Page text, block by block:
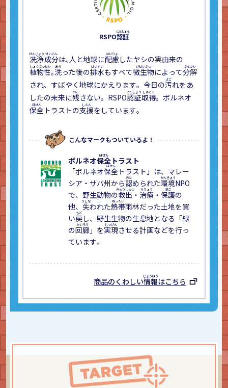
い青
ら
RSPO認証
洗浄成分は､人と地球に配慮 したヤシの実由来の
植物性｡洗った後の排水もすべて微生物によって分解
され、すばやく地球にかえります。今日の汚れをあ
したの未来に残さない。RSPO認証取得。ボルネオ
保全 トラストの支援をしています。
こんなマークもついているよ！
ボルネオ保全 トラスト
「ボルネオ保全 トラスト」は、マレー
シア・サバ州から認められた環境NPO
で、野生動物の救出 ・ 治療 ・ 保護の
他、 失われた熱帯雨林だった土地を買
い戻 し、野生生物の生息地となる「緑
の回廊 」を実現させる計画などを行っ
ています。
商品のくわしい情報はこちら
アス
ません
排
20枚入
エネル
なる